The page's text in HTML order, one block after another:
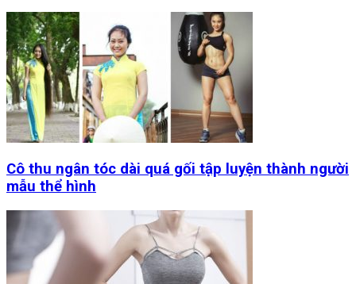
Cô thu ngân tóc dài quá gối tập luyện thành người
mẫu thể hình